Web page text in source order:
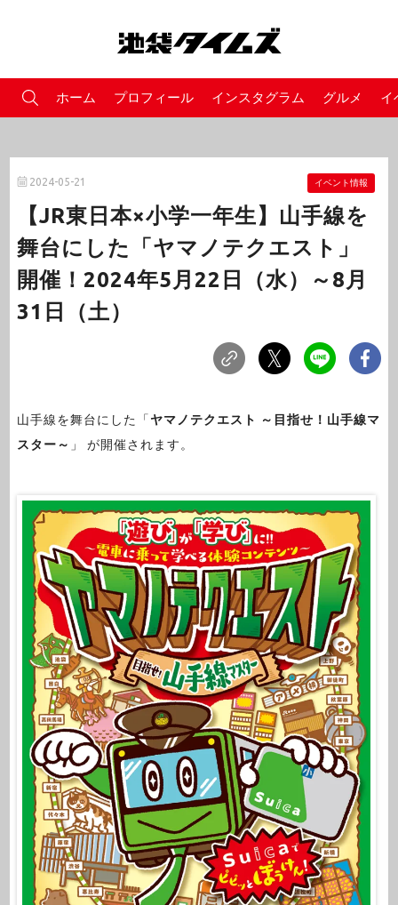
ホーム プロフィール インスタグラム グルメ イ
2024-05-21 イベント情報
【JR東日本×小学一年生】山手線を
舞台にした「ヤマノテクエスト」
開催！2024年5月22日（水）～8月
31日（土）
山手線を舞台にした「 ヤマノテクエスト ～目指せ！山手線マ
スター～ 」 が開催されます。